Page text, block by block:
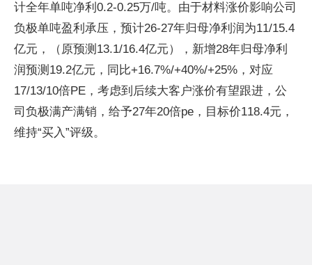
计全年单吨净利0.2-0.25万/吨。由于材料涨价影响公司
负极单吨盈利承压，预计26-27年归母净利润为11/15.4
亿元，（原预测13.1/16.4亿元），新增28年归母净利
润预测19.2亿元，同比+16.7%/+40%/+25%，对应
17/13/10倍PE，考虑到后续大客户涨价有望跟进，公
司负极满产满销，给予27年20倍pe，目标价118.4元，
维持“买入”评级。